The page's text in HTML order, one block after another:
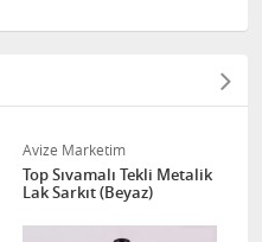
Avize Marketim
Top Sıvamalı Tekli Metalik
Lak Sarkıt (Beyaz)